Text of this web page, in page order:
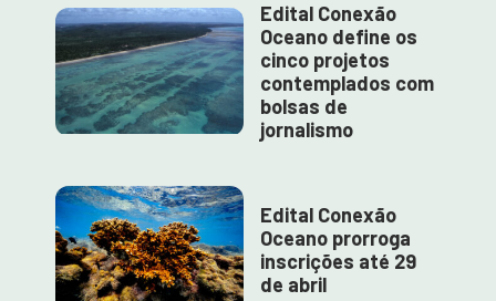
Edital Conexão
Oceano define os
cinco projetos
contemplados com
bolsas de
jornalismo
Edital Conexão
Oceano prorroga
inscrições até 29
de abril